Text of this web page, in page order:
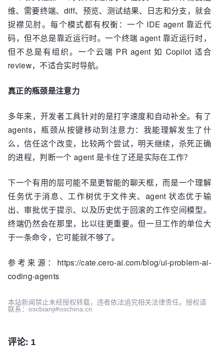
维、需要终端、diff、预览、测试结果、日志和分支，就会
捉襟见肘。每个模式都有权衡：一个 IDE agent 靠近代
码，但不总是靠近运行时。一个终端 agent 靠近运行时，
但不总是有组织。一个云端 PR agent 如 Copilot 适合
review，不适合实时导航。
真正的瓶颈是注意力
多年来，开发者工具针对的是打字速度和自动补全。有了
agents，瓶颈从按键移动到注意力：我能理解发生了什
么，信任这个改变，比较两个尝试，明天继续，杀死正确
的进程，判断一个 agent 是卡住了还是实际在工作？
下一个有用的层可能不是更智能的聊天框，而是一个理解
任务优于消息、工作树优于文件夹、agent 状态优于输
出、审批优于提示、以及历史优于回滚的工作空间模型。
终端仍然会在那里，比以往更重要。但一旦工作的单位大
于一条命令，它可能就不够了。
参考来源：https://cate.cero-ai.com/blog/ui-problem-ai-
coding-agents
本站新闻禁止未经授权转载，违者依法追究相关法律责任。授权请
联系：oscbianji#oschina.cn
评论: 1